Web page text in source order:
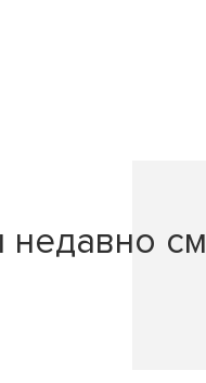
недавно